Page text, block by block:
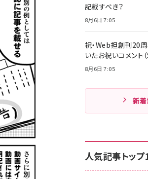
記載すべき？
8月6日 7:05
祝・Web担創刊20
いたお祝いコメント（
8月6日 7:05
新着
人気記事トッ